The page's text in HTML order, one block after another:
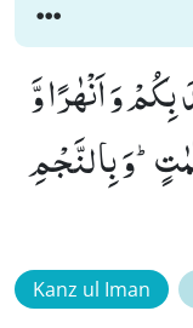
وَ اَنْهٰرًا وَّ
(15) وَ عَلٰمٰتٍؕ-وَ بِالنَّجْمِ
Kanz ul Iman